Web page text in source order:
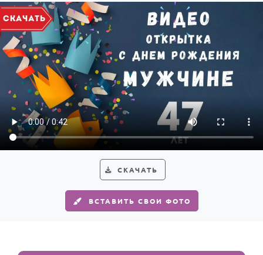
СКАЧАТЬ
ВСТАВИТЬ СВОИ ФОТО